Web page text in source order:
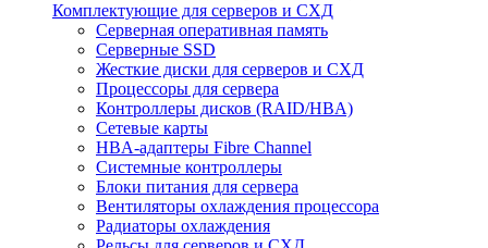
Комплектующие для серверов и СХД
Серверная оперативная память
Серверные SSD
Жесткие диски для серверов и СХД
Процессоры для сервера
Контроллеры дисков (RAID/HBA)
Сетевые карты
HBA-адаптеры Fibre Channel
Системные контроллеры
Блоки питания для сервера
Вентиляторы охлаждения процессора
Радиаторы охлаждения